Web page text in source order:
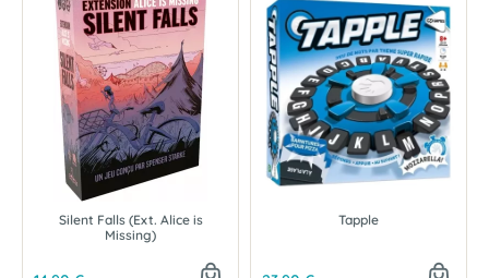
NOUVEAU NOUVEAU
Silent Falls (Ext. Alice is
Missing)
Tapple